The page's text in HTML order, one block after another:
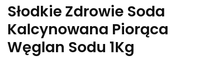
Słodkie Zdrowie Soda
Kalcynowana Piorąca
Węglan Sodu 1Kg